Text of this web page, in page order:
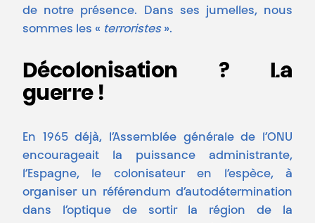
de notre présence. Dans ses jumelles, nous
sommes les « terroristes».
Décolonisation ? La
guerre !
En 1965 déjà, l’Assemblée générale de l’ONU
encourageait la puissance administrante,
l’Espagne, le colonisateur en l’espèce, à
organiser un référendum d’autodétermination
dans l’optique de sortir la région de la